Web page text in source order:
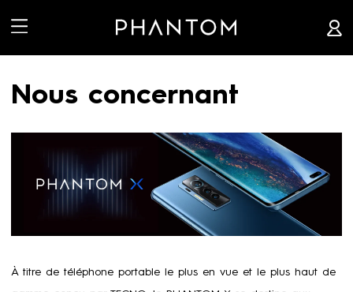
 
Nous concernant
À titre de téléphone portable le plus en vue et le plus haut de